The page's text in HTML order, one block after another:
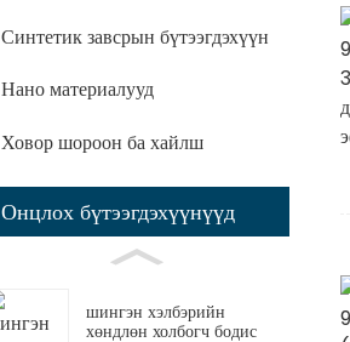
Синтетик завсрын бүтээгдэхүүн
Нано материалууд
Ховор шороон ба хайлш
Онцлох бүтээгдэхүүнүүд
шингэн хэлбэрийн
хөндлөн холбогч бодис